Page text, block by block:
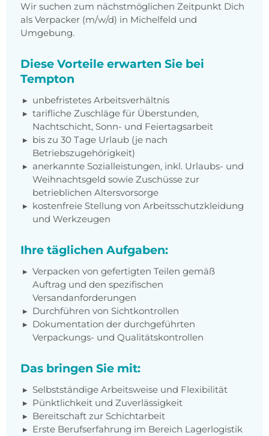
Wir suchen zum nächstmöglichen Zeitpunkt Dich
als Verpacker (m/w/d) in Michelfeld und
Umgebung.
Diese Vorteile erwarten Sie bei
Tempton
unbefristetes Arbeitsverhältnis
tarifliche Zuschläge für Überstunden,
Nachtschicht, Sonn- und Feiertagsarbeit
bis zu 30 Tage Urlaub (je nach
Betriebszugehörigkeit)
anerkannte Sozialleistungen, inkl. Urlaubs- und
Weihnachtsgeld sowie Zuschüsse zur
betrieblichen Altersvorsorge
kostenfreie Stellung von Arbeitsschutzkleidung
und Werkzeugen
Ihre täglichen Aufgaben:
Verpacken von gefertigten Teilen gemäß
Auftrag und den spezifischen
Versandanforderungen
Durchführen von Sichtkontrollen
Dokumentation der durchgeführten
Verpackungs- und Qualitätskontrollen
Das bringen Sie mit:
Selbstständige Arbeitsweise und Flexibilität
Pünktlichkeit und Zuverlässigkeit
Bereitschaft zur Schichtarbeit
Erste Berufserfahrung im Bereich Lagerlogistik